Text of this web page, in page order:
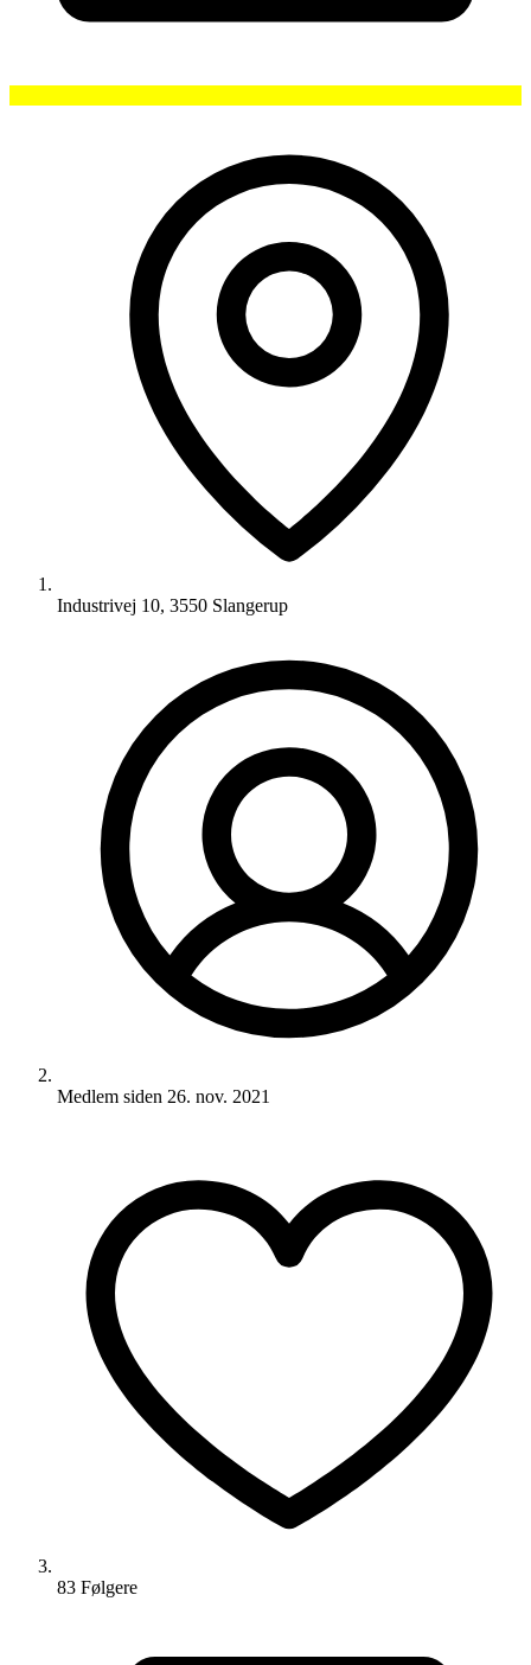
Industrivej 10, 3550 Slangerup
Medlem siden 26. nov. 2021
83 Følgere